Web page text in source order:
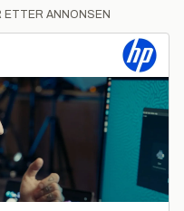
ANNONSEN